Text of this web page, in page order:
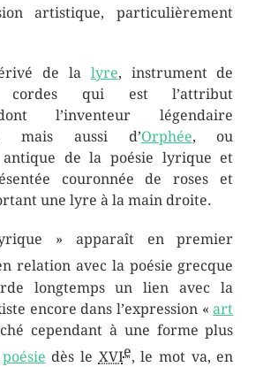
artistique, particulièrement
de la lyre, instrument de
cordes qui est l’attribut
l’inventeur légendaire
mais aussi d’Orphée, ou
antique de la poésie lyrique et
couronnée de roses et
une lyre à la main droite.
» apparaît en premier
relation avec la poésie grecque
longtemps un lien avec la
encore dans l’expression «art
cependant à une forme plus
poésie dès le XVIe, le mot va, en